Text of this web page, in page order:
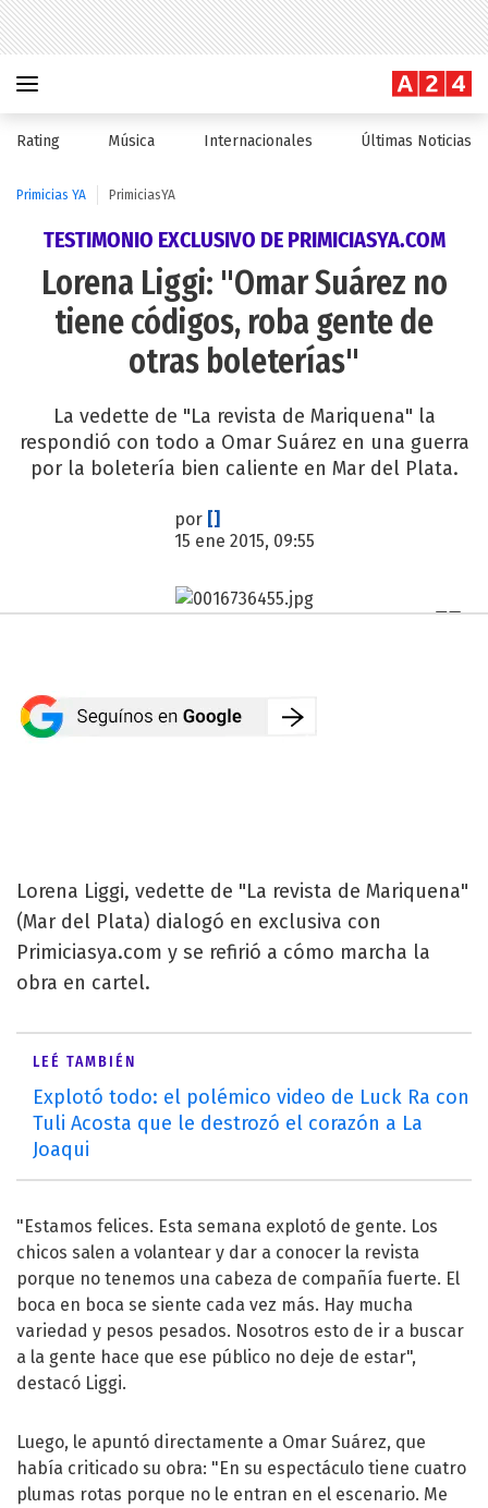
Rating Música Internacionales Últimas Noticias
Primicias YA PrimiciasYA
TESTIMONIO EXCLUSIVO DE PRIMICIASYA.COM
Lorena Liggi: "Omar Suárez no
tiene códigos, roba gente de
otras boleterías"
La vedette de "La revista de Mariquena" la
respondió con todo a Omar Suárez en una guerra
por la boletería bien caliente en Mar del Plata.
por []
15 ene 2015, 09:55
Lorena Liggi, vedette de "La revista de Mariquena"
(Mar del Plata) dialogó en exclusiva con
Primiciasya.com y se refirió a cómo marcha la
obra en cartel.
LEÉ TAMBIÉN
Explotó todo: el polémico video de Luck Ra con
Tuli Acosta que le destrozó el corazón a La
Joaqui
"Estamos felices. Esta semana explotó de gente. Los
chicos salen a volantear y dar a conocer la revista
porque no tenemos una cabeza de compañía fuerte. El
boca en boca se siente cada vez más. Hay mucha
variedad y pesos pesados. Nosotros esto de ir a buscar
a la gente hace que ese público no deje de estar",
destacó Liggi.
Luego, le apuntó directamente a Omar Suárez, que
había criticado su obra: "En su espectáculo tiene cuatro
plumas rotas porque no le entran en el escenario. Me